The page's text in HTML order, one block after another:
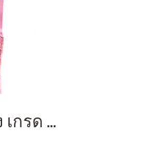
ชายอดน้ำค้าง เกรด A 100 กรัม